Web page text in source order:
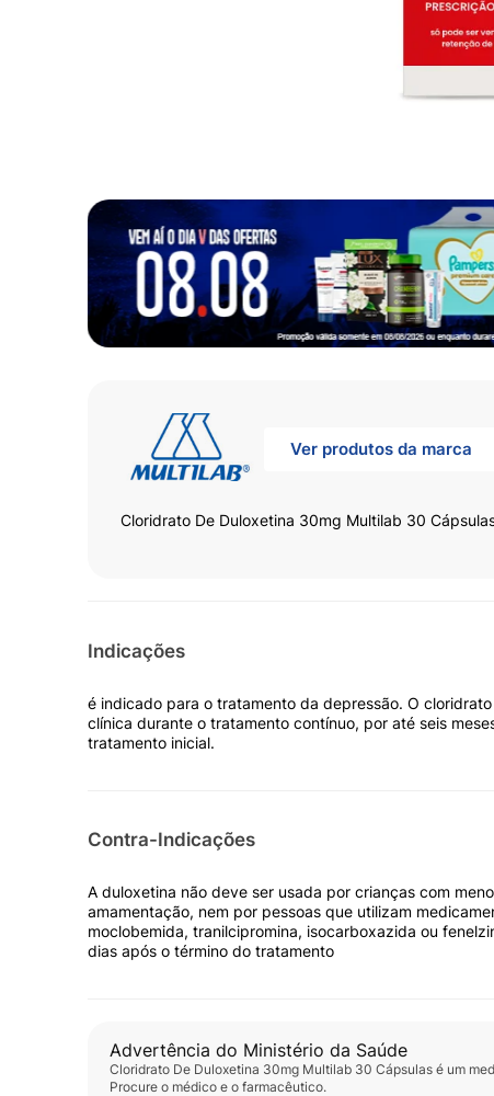
Ver produtos da marca
Cloridrato De Duloxetina 30mg Multilab 30
Indicações
é indicado para o tratamento da depressão. O
clínica durante o tratamento contínuo, por até seis
tratamento inicial.
Contra-Indicações
A duloxetina não deve ser usada por crianças com
amamentação, nem por pessoas que utilizam
moclobemida, tranilcipromina, isocarboxazida ou
dias após o término do tratamento
Advertência do Ministério da Saúde
Cloridrato De Duloxetina 30mg Multilab 30 Cápsulas é um
Procure o médico e o farmacêutico.